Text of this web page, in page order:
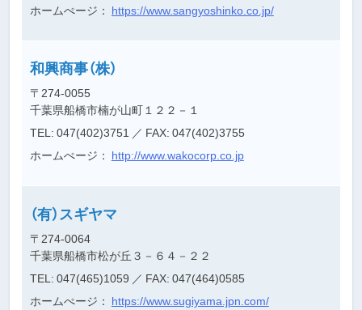
ホームぺージ： https://www.sangyoshinko.co.jp/
和興商事（株）
〒274-0055
千葉県船橋市楠が山町１２２－１
TEL: 047(402)3751 ／ FAX: 047(402)3755
ホームぺージ： http://www.wakocorp.co.jp
（有）スギヤマ
〒274-0064
千葉県船橋市松が丘３－６４－２２
TEL: 047(465)1059 ／ FAX: 047(464)0585
ホームぺージ： https://www.sugiyama.jpn.com/